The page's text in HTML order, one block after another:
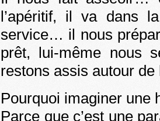
l’apéritif, il va dans
service… il nous
prêt, lui-même nous
restons assis autour de
Pourquoi imaginer une
Parce que c’est une